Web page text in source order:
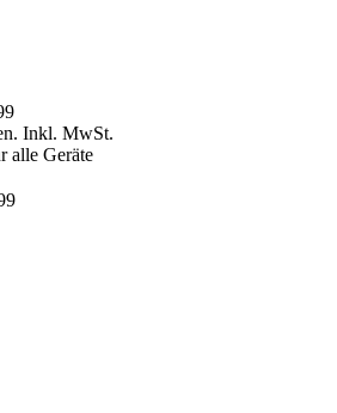
Inkl. MwSt.
alle Geräte